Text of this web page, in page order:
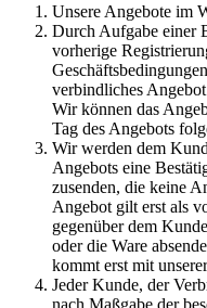
Unsere Angebote im
Durch Aufgabe einer
vorherige
verbindliches
Wir können das
Tag des Angebots
Wir werden dem
Angebots eine
zusenden, die keine
Angebot gilt erst als
gegenüber dem
oder die Ware
kommt erst mit
Jeder Kunde, der
nach Maßgabe der